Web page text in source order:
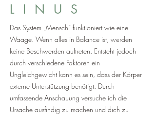
L I N U S
Das System „Mensch“ funktioniert wie eine
Waage. Wenn alles in Balance ist, werden
keine Beschwerden auftreten. Entsteht jedoch
durch verschiedene Faktoren ein
Ungleichgewicht kann es sein, dass der Körper
externe Unterstützung benötigt. Durch
umfassende Anschauung versuche ich die
Ursache ausfindig zu machen und dich zu